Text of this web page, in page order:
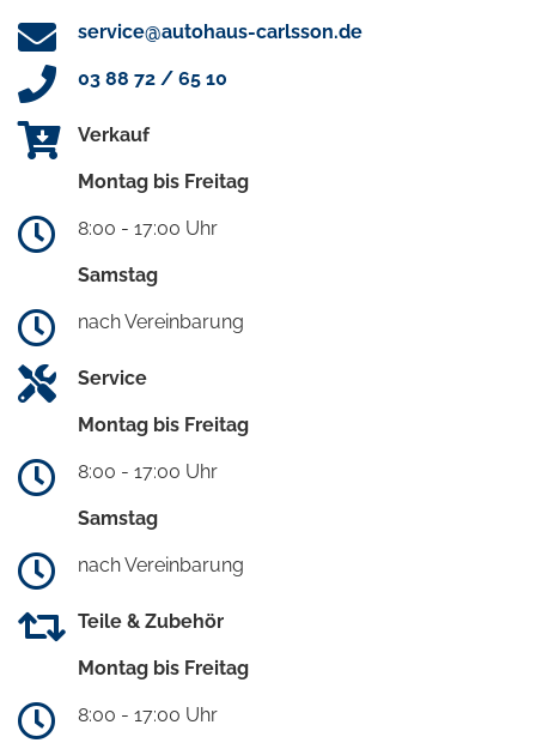
service@autohaus-carlsson.de
03 88 72 / 65 10
Verkauf
Montag bis Freitag
8:00 - 17:00 Uhr
Samstag
nach Vereinbarung
Service
Montag bis Freitag
8:00 - 17:00 Uhr
Samstag
nach Vereinbarung
Teile & Zubehör
Montag bis Freitag
8:00 - 17:00 Uhr